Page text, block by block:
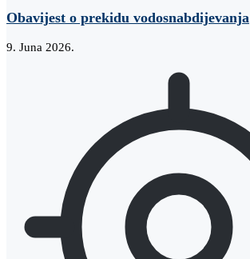
Obavijest o prekidu vodosnabdijevanja
9. Juna 2026.